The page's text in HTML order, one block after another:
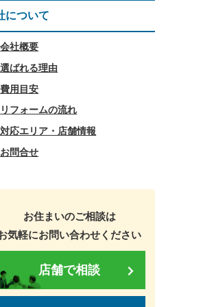
について
会社概要
選ばれる理由
費用目安
リフォームの流れ
対応エリア・店舗情報
お問合せ
お住まいのご相談は
気軽にお問い合わせください
店舗で相談